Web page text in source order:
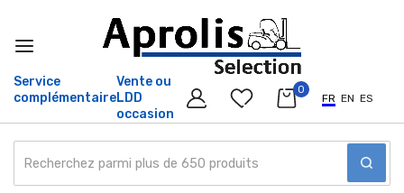
Service
complémentaire
Vente ou
LDD
occasion
0
FR EN ES